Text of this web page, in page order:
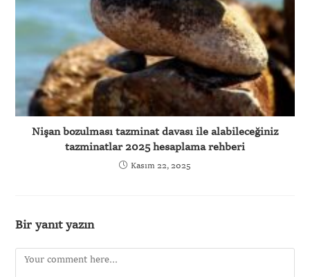
Nişan bozulması tazminat davası ile alabileceğiniz
tazminatlar 2025 hesaplama rehberi
Kasım 22, 2025
Bir yanıt yazın